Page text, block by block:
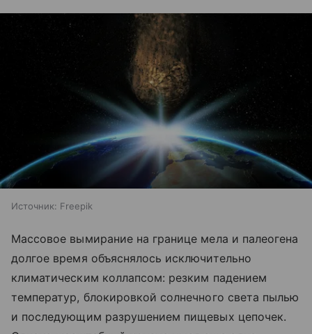
Источник: Freepik
Массовое вымирание на границе мела и палеогена
долгое время объяснялось исключительно
климатическим коллапсом: резким падением
температур, блокировкой солнечного света пылью
и последующим разрушением пищевых цепочек.